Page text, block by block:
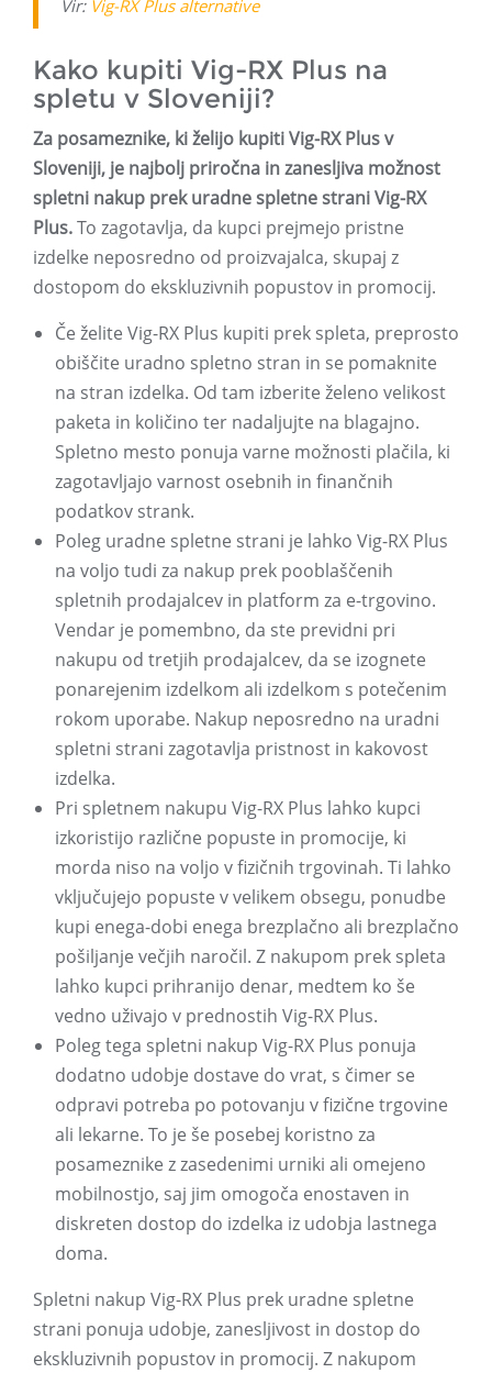
Vir: Vig-RX Plus alternative
Kako kupiti Vig-RX Plus na
spletu v Sloveniji?
Za posameznike, ki želijo kupiti Vig-RX Plus v
Sloveniji, je najbolj priročna in zanesljiva možnost
spletni nakup prek uradne spletne strani Vig-RX
Plus.To zagotavlja, da kupci prejmejo pristne
izdelke neposredno od proizvajalca, skupaj z
dostopom do ekskluzivnih popustov in promocij.
Če želite Vig-RX Plus kupiti prek spleta, preprosto
obiščite uradno spletno stran in se pomaknite
na stran izdelka. Od tam izberite želeno velikost
paketa in količino ter nadaljujte na blagajno.
Spletno mesto ponuja varne možnosti plačila, ki
zagotavljajo varnost osebnih in finančnih
podatkov strank.
Poleg uradne spletne strani je lahko Vig-RX Plus
na voljo tudi za nakup prek pooblaščenih
spletnih prodajalcev in platform za e-trgovino.
Vendar je pomembno, da ste previdni pri
nakupu od tretjih prodajalcev, da se izognete
ponarejenim izdelkom ali izdelkom s potečenim
rokom uporabe. Nakup neposredno na uradni
spletni strani zagotavlja pristnost in kakovost
izdelka.
Pri spletnem nakupu Vig-RX Plus lahko kupci
izkoristijo različne popuste in promocije, ki
morda niso na voljo v fizičnih trgovinah. Ti lahko
vključujejo popuste v velikem obsegu, ponudbe
kupi enega-dobi enega brezplačno ali brezplačno
pošiljanje večjih naročil. Z nakupom prek spleta
lahko kupci prihranijo denar, medtem ko še
vedno uživajo v prednostih Vig-RX Plus.
Poleg tega spletni nakup Vig-RX Plus ponuja
dodatno udobje dostave do vrat, s čimer se
odpravi potreba po potovanju v fizične trgovine
ali lekarne. To je še posebej koristno za
posameznike z zasedenimi urniki ali omejeno
mobilnostjo, saj jim omogoča enostaven in
diskreten dostop do izdelka iz udobja lastnega
doma.
Spletni nakup Vig-RX Plus prek uradne spletne
strani ponuja udobje, zanesljivost in dostop do
ekskluzivnih popustov in promocij. Z nakupom